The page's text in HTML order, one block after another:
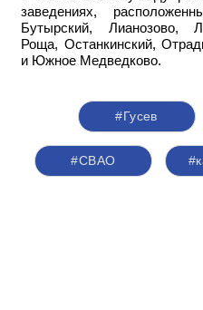
заведениях,
Бутырский, Лианозово,
Роща, Останкинский,
и Южное Медведково.
#Гусев
#СВАО